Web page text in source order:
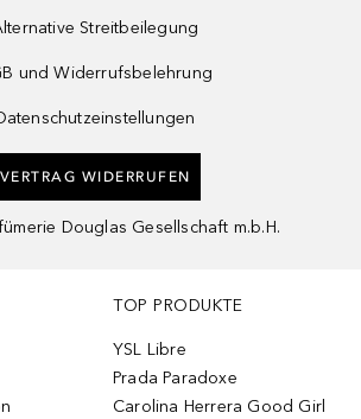
Streitbeilegung
und Widerrufsbelehrung
VERTRAG WIDERRUFEN
Douglas Gesellschaft m.b.H.
TOP PRODUKTE
YSL Libre
Prada Paradoxe
Carolina Herrera Good Girl